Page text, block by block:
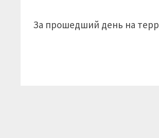
За прошедший день на